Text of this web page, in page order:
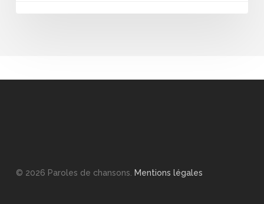
© 2026 Paroles de chansons. Mentions légales